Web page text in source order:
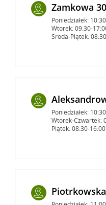
Zamkowa
Poniedziałek:
Wtorek: 09:30-
Środa-Piątek:
Poniedziałek:
Wtorek-Czwartek:
Piątek: 08:30-16:00